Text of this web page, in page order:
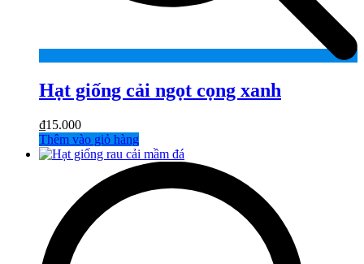
Hạt giống cải ngọt cọng xanh
₫15.000
Thêm vào giỏ hàng